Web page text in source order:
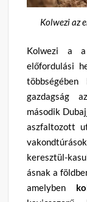
Kolwezi az
Kolwezi a a
előfordulási
gazdagság
második
aszfaltozott
keresztül-
ásnak a
amelyben